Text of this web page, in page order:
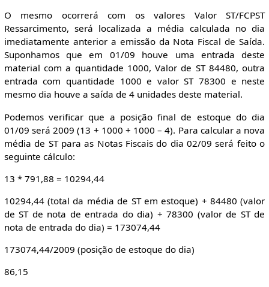
O mesmo ocorrerá com os valores Valor ST/FCPST
Ressarcimento, será localizada a média calculada no dia
imediatamente anterior a emissão da Nota Fiscal de Saída.
Suponhamos que em 01/09 houve uma entrada deste
material com a quantidade 1000, Valor de ST 84480, outra
entrada com quantidade 1000 e valor ST 78300 e neste
mesmo dia houve a saída de 4 unidades deste material.
Podemos verificar que a posição final de estoque do dia
01/09 será 2009 (13 + 1000 + 1000 – 4). Para calcular a nova
média de ST para as Notas Fiscais do dia 02/09 será feito o
seguinte cálculo:
13 * 791,88 = 10294,44
10294,44 (total da média de ST em estoque) + 84480 (valor
de ST de nota de entrada do dia) + 78300 (valor de ST de
nota de entrada do dia) = 173074,44
173074,44/2009 (posição de estoque do dia)
86,15